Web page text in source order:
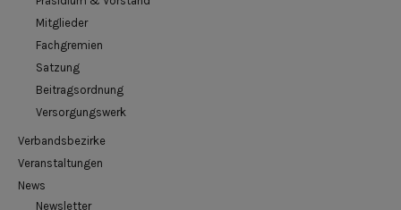
Mitglieder
Fachgremien
Satzung
Beitragsordnung
Versorgungswerk
Verbandsbezirke
Veranstaltungen
News
Newsletter